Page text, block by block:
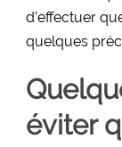
d’effectuer
quelques
éviter